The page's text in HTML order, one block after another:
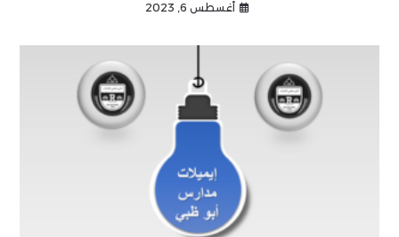
أغسطس 6, 2023